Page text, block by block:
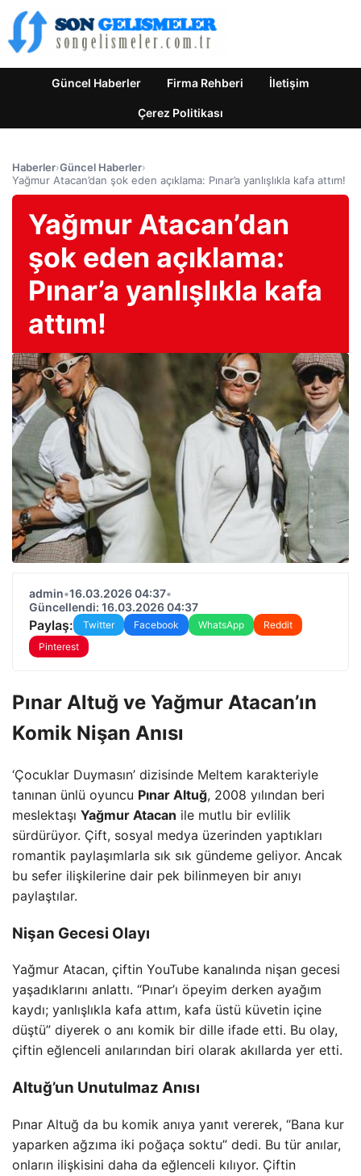
Güncel Haberler Firma Rehberi İletişim
Çerez Politikası
Haberler›Güncel Haberler›
Yağmur Atacan’dan şok eden açıklama: Pınar’a yanlışlıkla kafa attım!
Yağmur Atacan’dan
şok eden açıklama:
Pınar’a yanlışlıkla kafa
attım!
admin•16.03.2026 04:37•
Güncellendi: 16.03.2026 04:37
Paylaş: Twitter Facebook WhatsApp
Reddit
Pinterest
Pınar Altuğ ve Yağmur Atacan’ın
Komik Nişan Anısı
‘Çocuklar Duymasın’ dizisinde Meltem karakteriyle
tanınan ünlü oyuncu Pınar Altuğ, 2008 yılından beri
meslektaşı Yağmur Atacan ile mutlu bir evlilik
sürdürüyor. Çift, sosyal medya üzerinden yaptıkları
romantik paylaşımlarla sık sık gündeme geliyor. Ancak
bu sefer ilişkilerine dair pek bilinmeyen bir anıyı
paylaştılar.
Nişan Gecesi Olayı
Yağmur Atacan, çiftin YouTube kanalında nişan gecesi
yaşadıklarını anlattı. “Pınar’ı öpeyim derken ayağım
kaydı; yanlışlıkla kafa attım, kafa üstü küvetin içine
düştü” diyerek o anı komik bir dille ifade etti. Bu olay,
çiftin eğlenceli anılarından biri olarak akıllarda yer etti.
Altuğ’un Unutulmaz Anısı
Pınar Altuğ da bu komik anıya yanıt vererek, “Bana kur
yaparken ağzıma iki poğaça soktu” dedi. Bu tür anılar,
onların ilişkisini daha da eğlenceli kılıyor. Çiftin